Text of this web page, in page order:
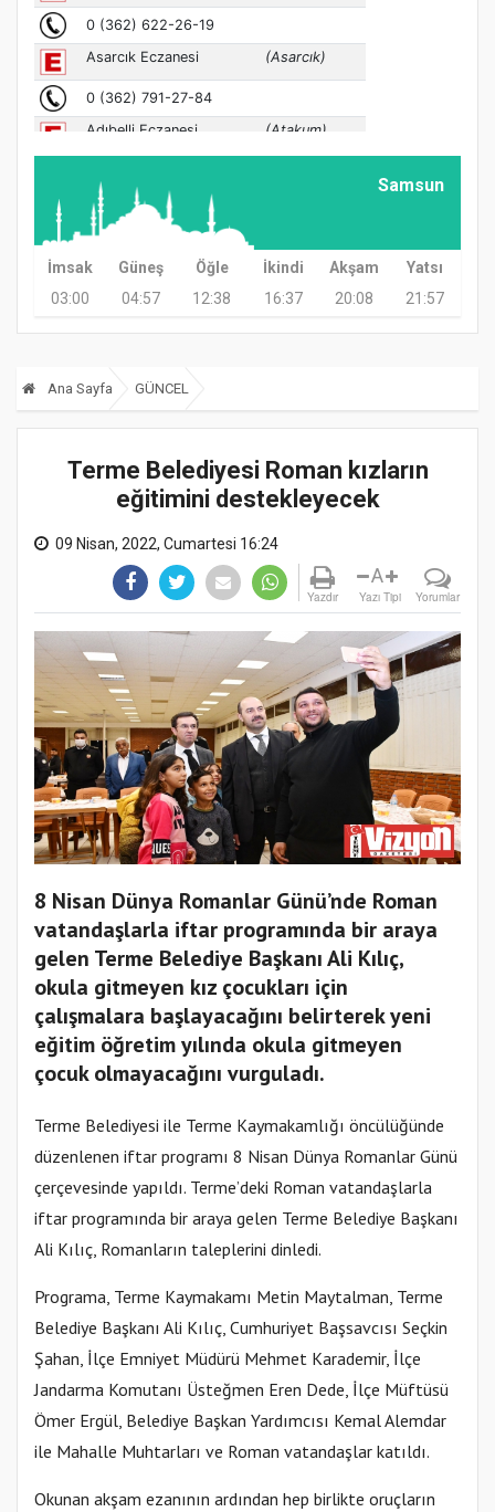
Samsun
İmsak Güneş Öğle İkindi Akşam
Yatsı
03:00
04:57 12:38 16:37 20:08 21:57
Ana Sayfa GÜNCEL
Terme Belediyesi Roman kızların
eğitimini destekleyecek
09 Nisan, 2022, Cumartesi 16:24
Yazdır
A
Yazı Tipi Yorumlar
8 Nisan Dünya Romanlar Günü’nde Roman
vatandaşlarla iftar programında bir araya
gelen Terme Belediye Başkanı Ali Kılıç,
okula gitmeyen kız çocukları için
çalışmalara başlayacağını belirterek yeni
eğitim öğretim yılında okula gitmeyen
çocuk olmayacağını vurguladı.
Terme Belediyesi ile Terme Kaymakamlığı öncülüğünde
düzenlenen iftar programı 8 Nisan Dünya Romanlar Günü
çerçevesinde yapıldı. Terme’deki Roman vatandaşlarla
iftar programında bir araya gelen Terme Belediye Başkanı
Ali Kılıç, Romanların taleplerini dinledi.
Programa, Terme Kaymakamı Metin Maytalman, Terme
Belediye Başkanı Ali Kılıç, Cumhuriyet Başsavcısı Seçkin
Şahan, İlçe Emniyet Müdürü Mehmet Karademir, İlçe
Jandarma Komutanı Üsteğmen Eren Dede, İlçe Müftüsü
Ömer Ergül, Belediye Başkan Yardımcısı Kemal Alemdar
ile Mahalle Muhtarları ve Roman vatandaşlar katıldı.
Okunan akşam ezanının ardından hep birlikte oruçların